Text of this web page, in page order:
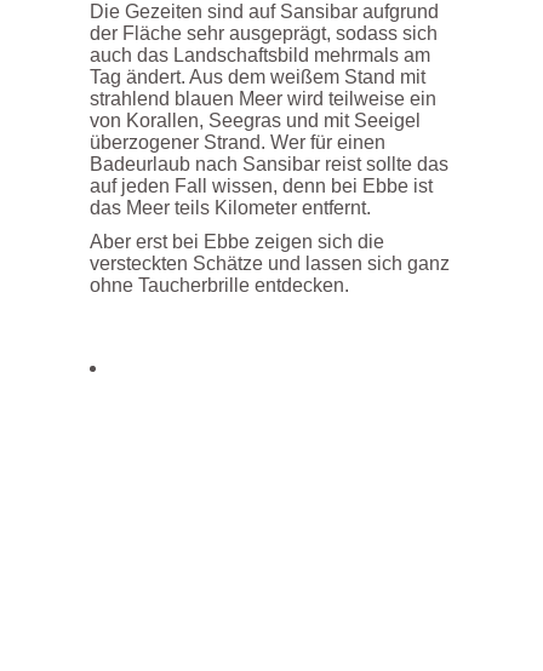
Die Gezeiten sind auf Sansibar aufgrund
der Fläche sehr ausgeprägt, sodass sich
auch das Landschaftsbild mehrmals am
Tag ändert. Aus dem weißem Stand mit
strahlend blauen Meer wird teilweise ein
von Korallen, Seegras und mit Seeigel
überzogener Strand. Wer für einen
Badeurlaub nach Sansibar reist sollte das
auf jeden Fall wissen, denn bei Ebbe ist
das Meer teils Kilometer entfernt.
Aber erst bei Ebbe zeigen sich die
versteckten Schätze und lassen sich ganz
ohne Taucherbrille entdecken.